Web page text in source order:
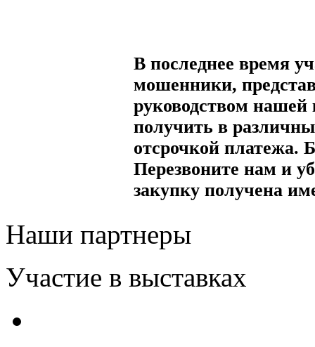
В последнее время
мошенники,
руководством
получить в
отсрочкой платежа.
Перезвоните нам и
закупку получена
Наши партнеры
Участие в выставках